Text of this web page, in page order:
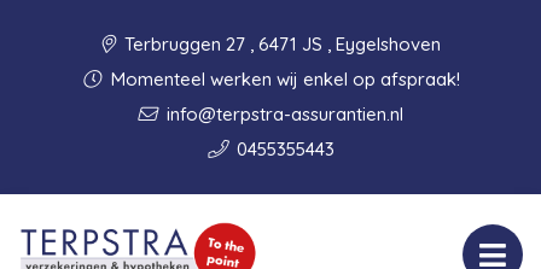
Terbruggen 27 , 6471 JS , Eygelshoven
Momenteel werken wij enkel op afspraak!
info@terpstra-assurantien.nl
0455355443